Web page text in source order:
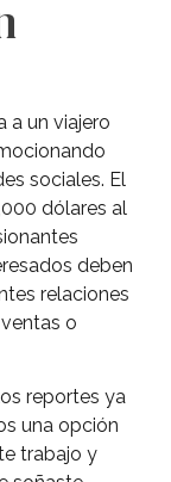
a un viajero
sociales. El
dólares al
deben
relaciones
o
reportes ya
una opción
trabajo y